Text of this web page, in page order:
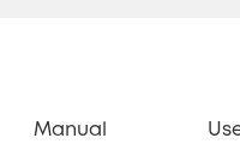
Manual